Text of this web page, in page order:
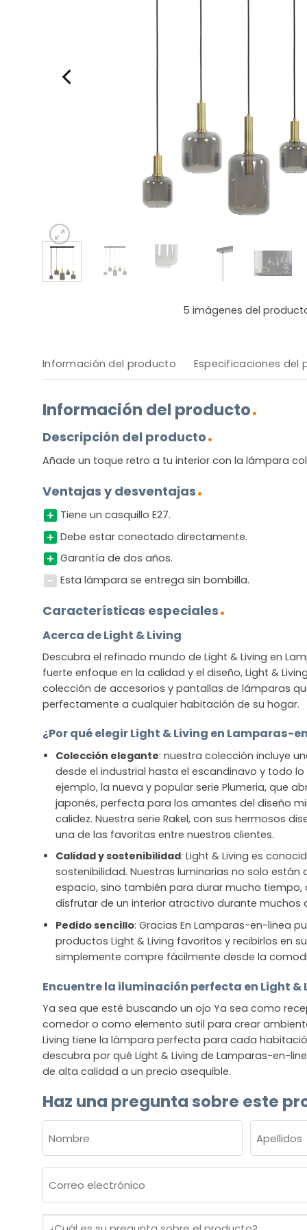
5 imágenes del
Información del producto Especificaciones del
Información del producto
Descripción del producto
Añade un toque retro a tu interior con la lámpara
Ventajas y desventajas
Tiene un casquillo E27.
Debe estar conectado directamente.
Garantía de dos años.
Esta lámpara se entrega sin bombilla.
Características especiales
Acerca de Light & Living
Descubra el refinado mundo de Light & Living en
fuerte enfoque en la calidad y el diseño, Light &
colección de accesorios y pantallas de lámparas
perfectamente a cualquier habitación de su hogar.
¿Por qué elegir Light & Living en Lamparas-
Colección elegante: nuestra colección incluye
desde el industrial hasta el escandinavo y todo
ejemplo, la nueva y popular serie Plumeria, que
japonés, perfecta para los amantes del diseño
calidez. Nuestra serie Rakel, con sus hermosos
una de las favoritas entre nuestros clientes.
Calidad y sostenibilidad: Light & Living es
sostenibilidad. Nuestras luminarias no solo están
espacio, sino también para durar mucho
disfrutar de un interior atractivo durante muchos
Pedido sencillo: Gracias En Lamparas-en-linea
productos Light & Living favoritos y recibirlos en
simplemente compre fácilmente desde la
Encuentre la iluminación perfecta en Light &
Ya sea que esté buscando un ojo Ya sea como
comedor o como elemento sutil para crear
Living tiene la lámpara perfecta para cada
descubra por qué Light & Living de Lamparas-en-
de alta calidad a un precio asequible.
Haz una pregunta sobre este
(OBLIGATORIO)
Nombre Apellidos
electrónico
¿Cuál